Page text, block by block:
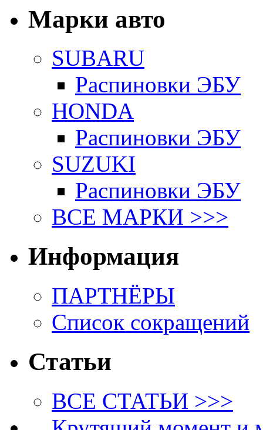
Марки авто
SUBARU
Распиновки ЭБУ
HONDA
Распиновки ЭБУ
SUZUKI
Распиновки ЭБУ
ВСЕ МАРКИ >>>
Информация
ПАРТНЁРЫ
Список сокращений
Статьи
ВСЕ СТАТЬИ >>>